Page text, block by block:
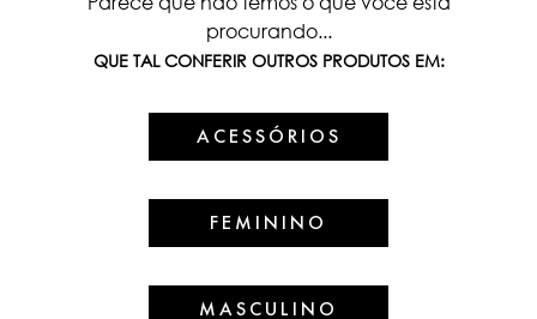
procurando...
QUE TAL CONFERIR OUTROS PRODUTOS EM:
ACESSÓRIOS
FEMININO
MASCULINO